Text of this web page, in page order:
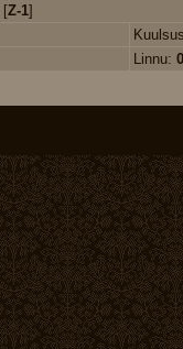
[Z-1]
Linnu: 0